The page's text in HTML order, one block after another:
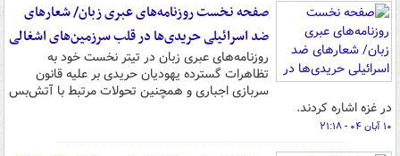
صفحه نخست روزنامه‌های عبری زبان/ شعارهای
ضد اسرائیلی حریدی‌ها در قلب سرزمین‌های اشغالی
روزنامه‌های عبری زبان در تیتر نخست خود به
تظاهرات گسترده یهودیان حریدی بر علیه قانون
سربازی اجباری و همچنین تحولات مرتبط با آتش‌بس
در غزه اشاره کردند.
۱۰ آبان ۰۴ - ۲۱:۱۸